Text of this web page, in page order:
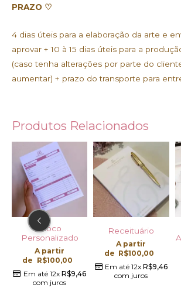
PRAZO ♡
4 dias úteis para a elaboração da arte e
aprovar + 10 à 15 dias úteis para a
(caso tenha alterações por parte do
aumentar) + prazo do transporte para
Produtos Relacionados
Receituário
R$100,00
Em até 12x
com juros
Bloco A4 |
Anamnese | Papel
Timbrado
de R$ 130,00